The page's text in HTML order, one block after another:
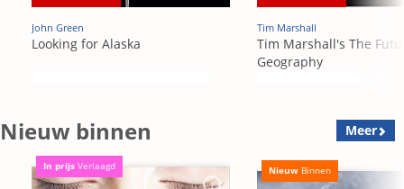
John Green
Looking for Alaska
Tim Marshall
Tim Marshall's The
Geography
Nieuw binnen Meer
In prijs Verlaagd Nieuw Binnen